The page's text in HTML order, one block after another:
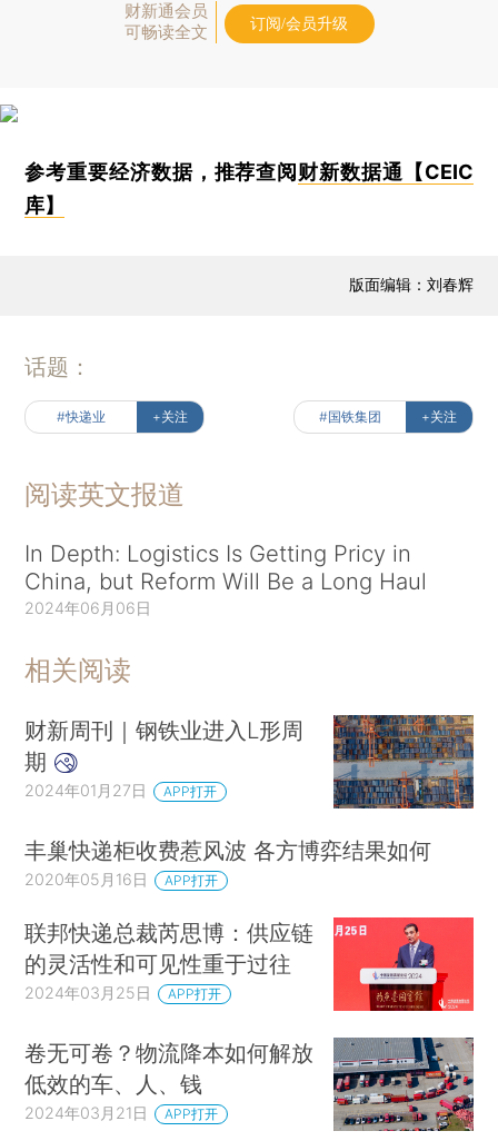
财新通会员
可畅读全文
订阅/会员升级
参考重要经济数据，推荐查阅财新数据通【CEIC
库】
版面编辑：刘春辉
话题：
#快递业 +关注 #国铁集团 +关注
阅读英文报道
In Depth: Logistics Is Getting Pricy in
China, but Reform Will Be a Long Haul
2024年06月06日
相关阅读
财新周刊｜钢铁业进入L形周
期
2024年01月27日 APP打开
丰巢快递柜收费惹风波 各方博弈结果如何
2020年05月16日 APP打开
联邦快递总裁芮思博：供应链
的灵活性和可见性重于过往
2024年03月25日 APP打开
卷无可卷？物流降本如何解放
低效的车、人、钱
2024年03月21日 APP打开